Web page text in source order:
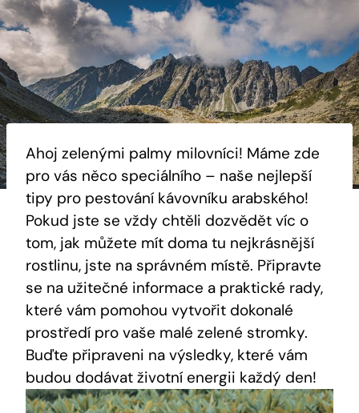
Ahoj zelenými palmy milovníci! Máme zde
pro vás něco speciálního – naše nejlepší
tipy pro pestování kávovníku arabského!
Pokud jste se vždy chtěli dozvědět víc o
tom, jak můžete mít doma tu nejkrásnější
rostlinu, jste na správném místě. Připravte
se na užitečné informace a praktické rady,
které vám pomohou vytvořit dokonalé
prostředí pro vaše malé zelené stromky.
Buďte připraveni na výsledky, které vám
budou dodávat životní energii každý den!